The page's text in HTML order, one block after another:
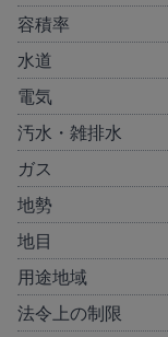
容積率
水道
電気
汚水・雑排水
ガス
地勢
地目
用途地域
法令上の制限